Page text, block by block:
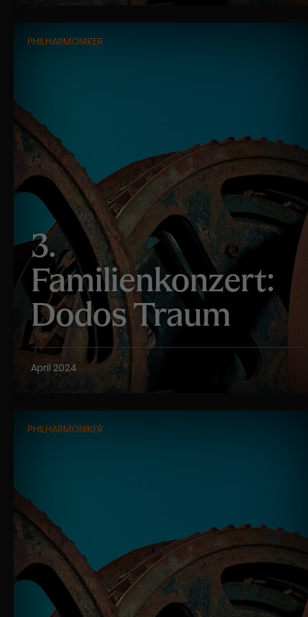
PHILHARMONIKER
3.
Familienkonzert:
Dodos Traum
April 2024
PHILHARMONIKER